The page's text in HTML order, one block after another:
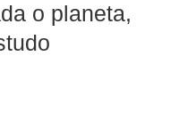
o planeta,